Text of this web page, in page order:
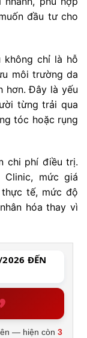
đầu tư cho
không chỉ là hỗ
môi trường da
hơn. Đây là yếu
từng trải qua
tóc hoặc rụng
chi phí điều trị.
Clinic, mức giá
tế, mức độ
hóa thay vì
ĐẾN
— hiện còn3